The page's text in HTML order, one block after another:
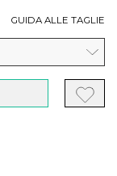
GUIDA ALLE TAGLIE